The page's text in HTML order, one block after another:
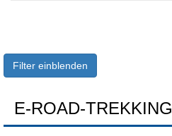
Filter einblenden
E-ROAD-TREKKING